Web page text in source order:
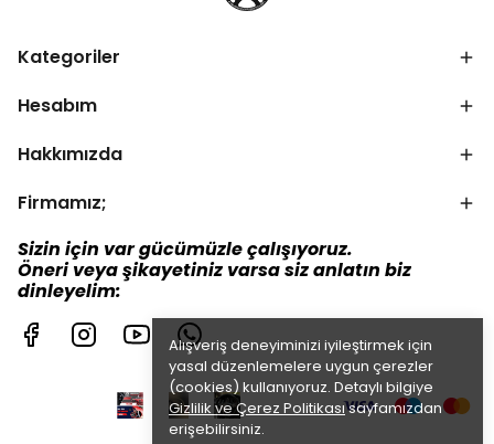
Alışveriş deneyiminizi iyileştirmek için
yasal düzenlemelere uygun çerezler
(cookies) kullanıyoruz. Detaylı bilgiye
Gizlilik ve Çerez Politikasısayfamızdan
erişebilirsiniz.
Kategoriler
Hesabım
Hakkımızda
Firmamız;
Sizin için var gücümüzle çalışıyoruz.
Öneri veya şikayetiniz varsa siz anlatın biz
dinleyelim: